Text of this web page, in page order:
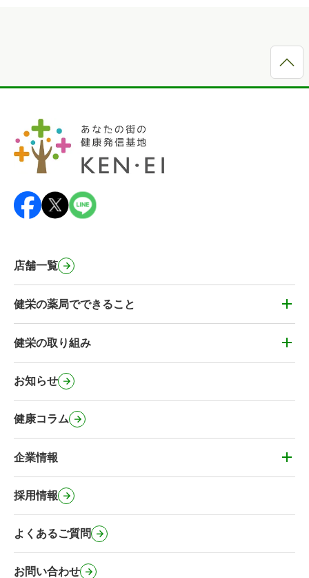
店舗一覧
健栄の薬局でできること
かかりつけ薬剤師・健康&お薬相談
薬剤師の在宅訪問
処方箋事前送信サービス
オンライン服薬指導・電子サービス
健栄の取り組み
健栄のカフェ
健栄のコミュニティ施設
健栄の社会に対する取り組み
お知らせ
健康コラム
企業情報
事業内容・健栄の特徴
会社概要・沿革
行動計画
採用情報
よくあるご質問
お問い合わせ